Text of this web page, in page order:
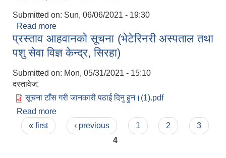
Submitted on: Sun, 06/06/2021 - 19:30
Read more
प्रस्ताव आहवानको सूचना (भेटेरिनरी अस्पताल तथा
पशु सेवा विज्ञ केन्द्र, सिरहा)
Submitted on: Mon, 05/31/2021 - 15:10
दस्तावेज:
सूचना टाँस गरी जानकारी पठाई दिनु हुन।(1).pdf
Read more
पशु सेवा विज्ञ केन्द्र, सिरहा)
Pages
« first ‹ previous 1 2
3
4